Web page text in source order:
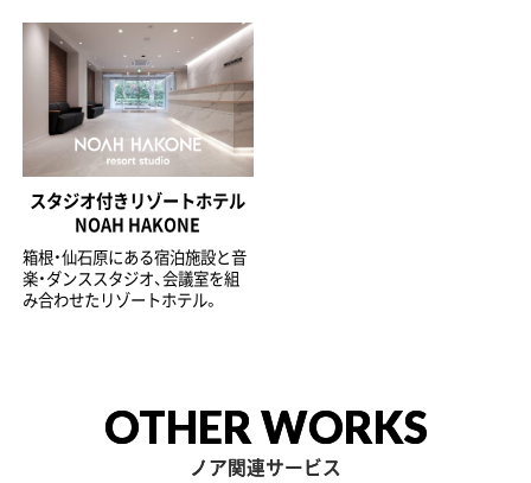
スタジオ付きリゾートホテル
NOAH HAKONE
箱根・仙石原にある宿泊施設と音
楽・ダンススタジオ、会議室を組
み合わせたリゾートホテル。
OTHER WORKS
ノア関連サービス